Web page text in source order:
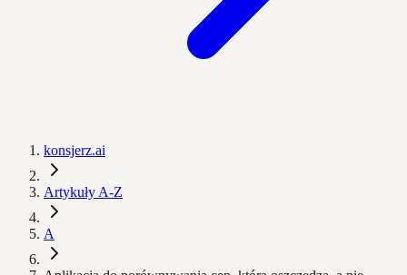
konsjerz.ai
Artykuły A-Z
A